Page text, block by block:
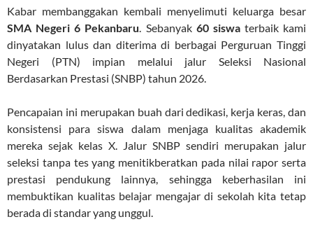
Kabar membanggakan kembali menyelimuti keluarga besar
SMA Negeri 6 Pekanbaru. Sebanyak 60 siswaterbaik kami
dinyatakan lulus dan diterima di berbagai Perguruan Tinggi
Negeri (PTN) impian melalui jalur Seleksi Nasional
Berdasarkan Prestasi (SNBP) tahun 2026.
Pencapaian ini merupakan buah dari dedikasi, kerja keras, dan
konsistensi para siswa dalam menjaga kualitas akademik
mereka sejak kelas X. Jalur SNBP sendiri merupakan jalur
seleksi tanpa tes yang menitikberatkan pada nilai rapor serta
prestasi pendukung lainnya, sehingga keberhasilan ini
membuktikan kualitas belajar mengajar di sekolah kita tetap
berada di standar yang unggul.